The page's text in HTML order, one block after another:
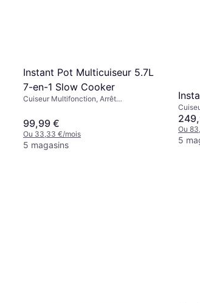
Instant Pot Multicuiseur 5.7L
7-en-1 Slow Cooker
Cuiseur Multifonction, Arrêt
Vaisselle, Fonction Maintien au Chaud,
Échelle de Mesure, 5.7L
99,99 €
Ou 33,33 €/mois
5 magasins
Four,
Ou
5